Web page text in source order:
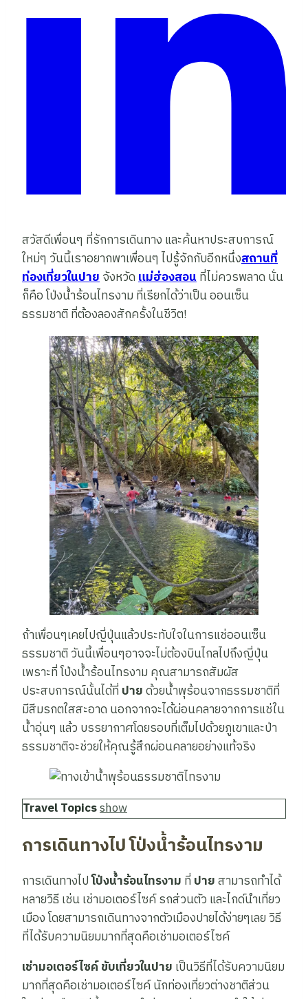
สวัสดีเพื่อนๆ ที่รักการเดินทาง และค้นหาประสบการณ์
ใหม่ๆ วันนี้เราอยากพาเพื่อนๆ ไปรู้จักกับอีกหนึ่งสถานที่
ท่องเที่ยวในปายจังหวัดแม่ฮ่องสอนที่ไม่ควรพลาด นั่น
ก็คือ โป่งน้ำร้อนไทรงาม ที่เรียกได้ว่าเป็น ออนเซ็น
ธรรมชาติ ที่ต้องลองสักครั้งในชีวิต!
ถ้าเพื่อนๆเคยไปญี่ปุ่นแล้วประทับใจในการแช่ออนเซ็น
ธรรมชาติ วันนี้เพื่อนๆอาจจะไม่ต้องบินไกลไปถึงญี่ปุ่น
เพราะที่ โป่งน้ำร้อนไทรงาม คุณสามารถสัมผัส
ประสบการณ์นั้นได้ที่ ปายด้วยน้ำพุร้อนจากธรรมชาติที่
มีสีมรกตใสสะอาด นอกจากจะได้ผ่อนคลายจากการแช่ใน
น้ำอุ่นๆ แล้ว บรรยากาศโดยรอบที่เต็มไปด้วยภูเขาและป่า
ธรรมชาติจะช่วยให้คุณรู้สึกผ่อนคลายอย่างแท้จริง
Travel Topicsshow
การเดินทางไป ​​โป่งน้ำร้อนไทรงาม
การเดินทางไปโป่งน้ำร้อนไทรงาม ที่ ปายสามารถทำได้
หลายวิธี เช่น เช่ามอเตอร์ไซค์ รถส่วนตัว และไกด์นำเที่ยว
เมือง โดยสามารถเดินทางจากตัวเมืองปายได้ง่ายๆเลย วิธี
ที่ได้รับความนิยมมากที่สุดคือเช่ามอเตอร์ไซค์
เช่ามอเตอร์ไซค์ ขับเที่ยวในปาย เป็นวิธีที่ได้รับความนิยม
มากที่สุดคือเช่ามอเตอร์ไซค์ นักท่องเที่ยวต่างชาติส่วน